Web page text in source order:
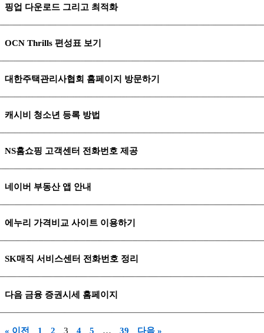
핑업 다운로드 그리고 최적화
OCN Thrills 편성표 보기
대한주택관리사협회 홈페이지 방문하기
캐시비 청소년 등록 방법
NS홈쇼핑 고객센터 전화번호 제공
네이버 부동산 앱 안내
에누리 가격비교 사이트 이용하기
SK매직 서비스센터 전화번호 정리
다음 금융 증권시세 홈페이지
« 이전 1 2 3 4 5 … 39 다음 »